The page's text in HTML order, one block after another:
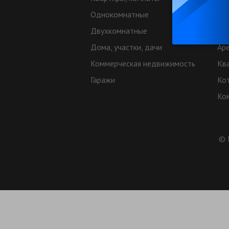
Однокомнатные
Двухкомнатные
Дома, участки, дачи
Коммерческая недвижимость
Гаражи
©